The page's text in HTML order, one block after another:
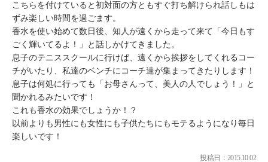
こちらを付けていると初対面の方ともすぐ打ち解けられ話しもは
ずみ楽しい時間を過ごます。
香水を使い始めて数日後、知人が遠くから走って来て「今日もす
ごく輝いてるよ！」と話しかけてきました。
息子のテニススクールに行けば、遠くから挨拶をしてくれるコー
チがいたり、私達のベンチにコーチ達が集まってきたりします！
息子は何処に行っても「お母さんって、美人の人でしょう！」と
聞かれるみたいです！
これも香水の効果でしょうか！？
以前よりも男性にも女性にも子供たちにもモテるようになり毎日
楽しいです！
投稿日：2015.10.02